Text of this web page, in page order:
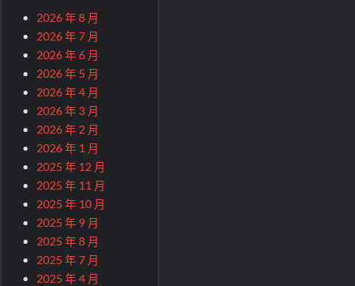
2026 年 8 月
2026 年 7 月
2026 年 6 月
2026 年 5 月
2026 年 4 月
2026 年 3 月
2026 年 2 月
2026 年 1 月
2025 年 12 月
2025 年 11 月
2025 年 10 月
2025 年 9 月
2025 年 8 月
2025 年 7 月
2025 年 4 月